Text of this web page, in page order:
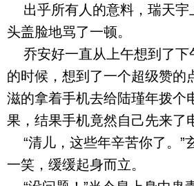
出乎所有人的意料，瑞天宇
头盖脸地骂了一顿。
乔安好一直从上午想到了下
的时候，想到了一个超级赞的
滋的拿着手机去给陆瑾年拨个
果，结果手机竟然自己先来了
“清儿，这些年辛苦你了。”
一笑，缓缓起身而立。